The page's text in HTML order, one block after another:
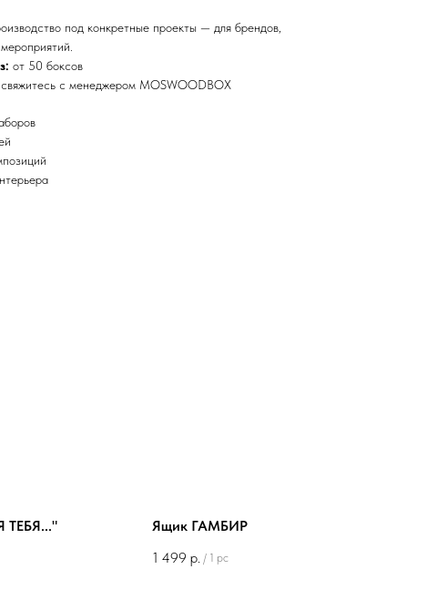
под конкретные проекты — для брендов,
от 50 боксов
с менеджером MOSWOODBOX
Ящик ГАМБИР
1 499 р. / 1 pc